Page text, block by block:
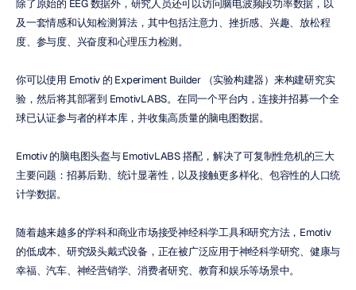
除了原始的 EEG 数据外，研究人员还可以访问脑电波频段功率数据，以
及一套情感和认知检测算法，其中包括注意力、挫折感、兴趣、放松程
度、参与度、兴奋度和心理压力检测。
你可以使用 Emotiv 的 Experiment Builder （实验构建器）来构建研究实
验，然后将其部署到 EmotivLABS。在同一个平台内，连接并招募一个全
球已认证参与者的样本库，并收集高质量的脑电图数据。
Emotiv 的脑电图头盔与 EmotivLABS 搭配，解决了可复制性危机的三大
主要问题：招募后勤、统计显著性，以及接触更多样化、包容性的人口统
计学数据。
随着越来越多的学科和商业市场接受神经科学工具和研究方法，Emotiv
的低成本、研究级头戴式设备，正在被广泛应用于神经科学研究、健康与
幸福、汽车、神经营销学、消费者研究、教育和娱乐等场景中。